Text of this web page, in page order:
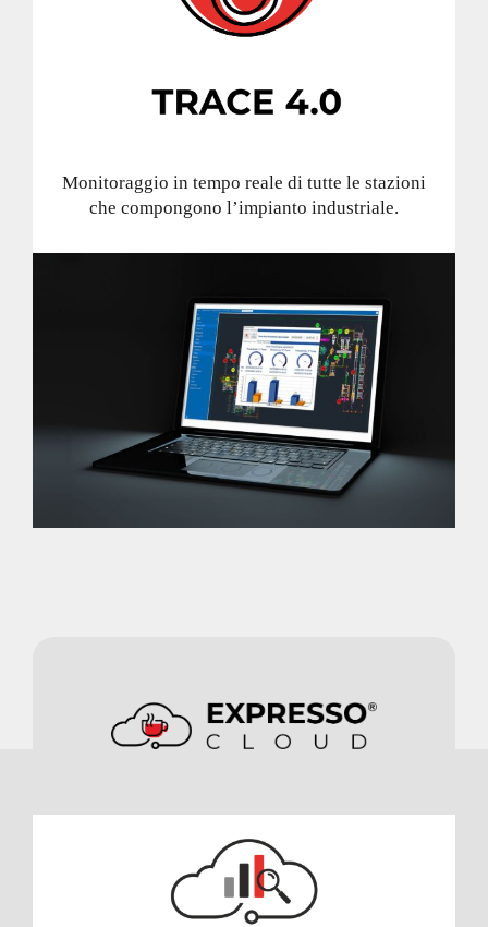
Monitoraggio in tempo reale di tutte le stazioni
che compongono l’impianto industriale.